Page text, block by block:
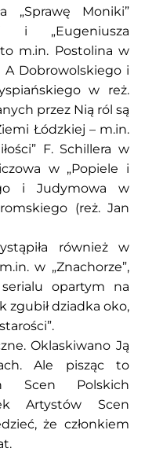
„Sprawę Moniki”
i „Eugeniusza
m.in. Postolina w
A Dobrowolskiego i
w reż.
przez Nią ról są
Łódzkiej – m.in.
F. Schillera w
w „Popiele i
i Judymowa w
(reż. Jan
również w
w „Znachorze”,
serialu opartym na
zgubił dziadka oko,
Oklaskiwano Ją
Ale pisząc to
Scen Polskich
Artystów Scen
że członkiem